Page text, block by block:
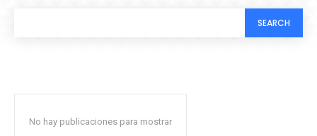
SEARCH
No hay publicaciones para mostrar